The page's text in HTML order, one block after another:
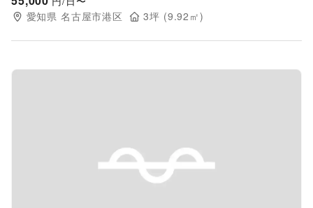
愛知県 名古屋市港区 3坪 (9.92 ㎡)
Previous slide